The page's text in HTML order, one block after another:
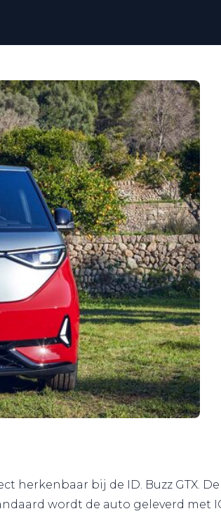
herkenbaar bij de ID. Buzz GTX.
wordt de auto geleverd met